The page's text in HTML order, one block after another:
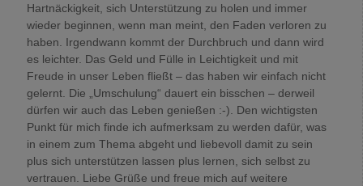
Hartnäckigkeit, sich Unterstützung zu holen und immer
wieder beginnen, wenn man meint, den Faden verloren zu
haben. Irgendwann kommt der Durchbruch und dann wird
es leichter. Das Geld und Fülle in Leichtigkeit und mit
Freude in unser Leben fließt – das haben wir einfach nicht
gelernt. Die „Umschulung“ dauert ein bisschen – derweil
dürfen wir auch das Leben genießen :-). Den wichtigsten
Punkt für mich finde ich aufmerksam zu werden dafür, was
in einem zum Thema abgeht und liebevoll damit zu sein
plus sich unterstützen lassen plus lernen, sich selbst zu
vertrauen. Liebe Grüße und freue mich auf weitere